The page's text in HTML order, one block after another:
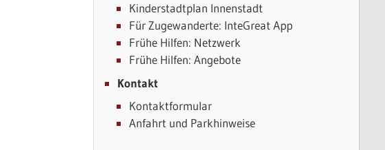
Kinderstadtplan Innenstadt
Für Zugewanderte: InteGreat App
Frühe Hilfen: Netzwerk
Frühe Hilfen: Angebote
Kontakt
Kontaktformular
Anfahrt und Parkhinweise